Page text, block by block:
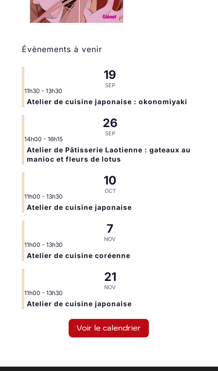
Évènements à venir
19
SEP
11h30 - 13h30
Atelier de cuisine japonaise : okonomiyaki
26
SEP
14h00 - 16h15
Atelier de Pâtisserie Laotienne : gateaux au
manioc et fleurs de lotus
10
OCT
11h00 - 13h30
Atelier de cuisine japonaise
7
NOV
11h00 - 13h30
Atelier de cuisine coréenne
21
NOV
11h00 - 13h30
Atelier de cuisine japonaise
Voir le calendrier